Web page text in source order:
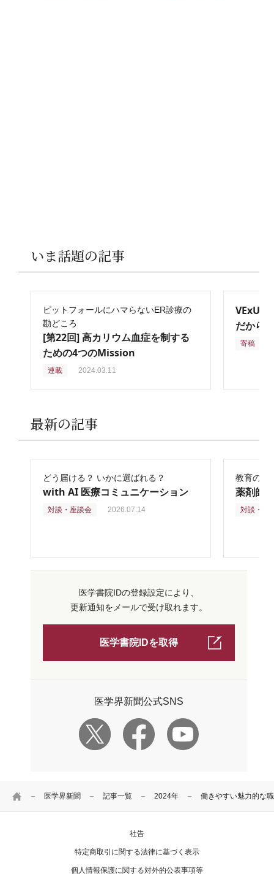
HOME 医学界新聞 記事一覧 2024年 働きやすい魅力的な
いま話題の記事
ピットフォールにハマらないER診療の
勘どころ
[第22回] 高カリウム血症を制する
ための4つのMission
連載 2024.03.11
VExUS
だから
寄稿
最新の記事
どう届ける？ いかに選ばれる？
with AI 医療コミュニケーション
対談・座談会 2026.07.14
教育の再
薬剤師
対談・座
医学書院IDの登録設定により、
更新通知をメールで受け取れます。
医学書院IDを取得
医学界新聞公式SNS
社告
特定商取引に関する法律に基づく表示
個人情報保護に関する対外的公表事項等